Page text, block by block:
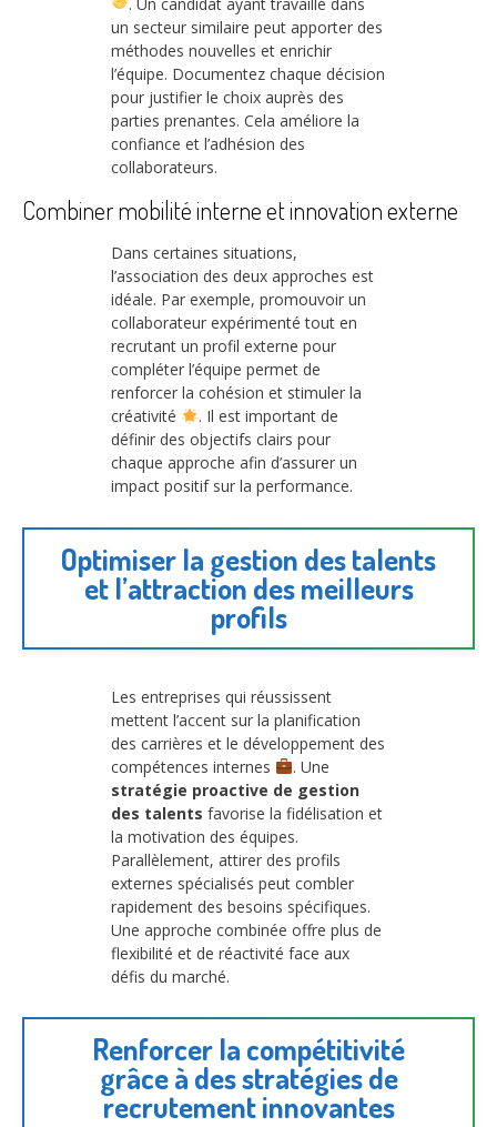
un secteur similaire peut apporter des
méthodes nouvelles et enrichir
l’équipe. Documentez chaque décision
pour justifier le choix auprès des
parties prenantes. Cela améliore la
confiance et l’adhésion des
collaborateurs.
Combiner mobilité interne et innovation externe
Dans certaines situations,
l’association des deux approches est
idéale. Par exemple, promouvoir un
collaborateur expérimenté tout en
recrutant un profil externe pour
compléter l’équipe permet de
renforcer la cohésion et stimuler la
créativité
. Il est important de
définir des objectifs clairs pour
chaque approche afin d’assurer un
impact positif sur la performance.
Optimiser la gestion des talents
et l’attraction des meilleurs
profils
Les entreprises qui réussissent
mettent l’accent sur la planification
des carrières et le développement des
compétences internes
. Une
stratégie proactive de gestion
des talents favorise la fidélisation et
la motivation des équipes.
Parallèlement, attirer des profils
externes spécialisés peut combler
rapidement des besoins spécifiques.
Une approche combinée offre plus de
flexibilité et de réactivité face aux
défis du marché.
Renforcer la compétitivité
grâce à des stratégies de
recrutement innovantes